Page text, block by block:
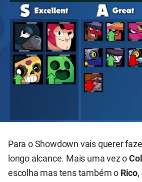
Para o Showdown vais querer
longo alcance. Mais uma vez o
escolha mas tens também o Rico,